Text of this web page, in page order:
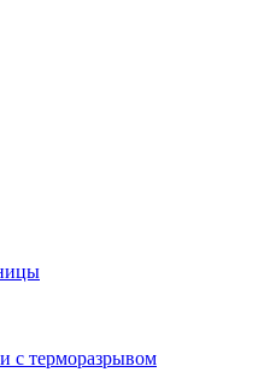
с терморазрывом